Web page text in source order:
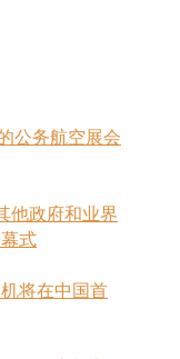
公务航空展会
他政府和业界
式
将在中国首